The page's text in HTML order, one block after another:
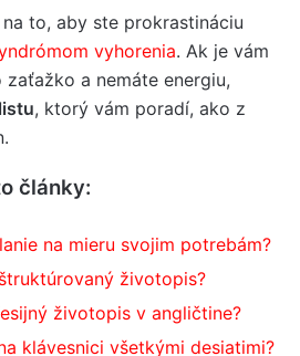
to, aby ste prokrastináciu
vyhorenia. Ak je vám
a nemáte energiu,
, ktorý vám poradí, ako z
články:
na mieru svojim potrebám?
životopis?
životopis v angličtine?
klávesnici všetkými desiatimi?